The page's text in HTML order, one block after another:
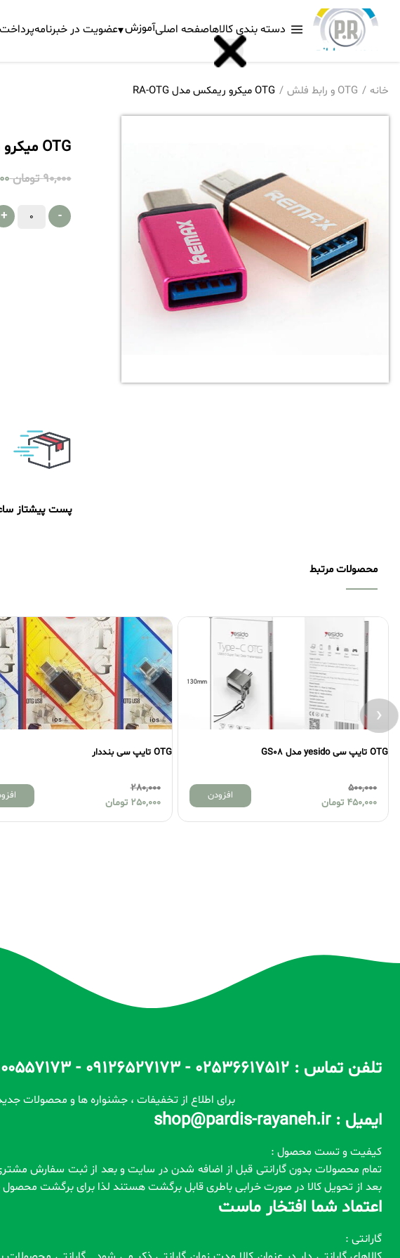
دسته بندی کالاهاصفحه اصلیآموزش عضویت در خبرنامهپرداخت
خانه OTG و رابط فلش OTG میکرو ریمکس مدل RA-OTG
OTG میکرو ریمکس مدل RA-OTG
90,000 تومان
-
+
پست پیشتاز
محصولات مرتبط
280,000
250,000
‹
تلفن تماس : 02536617512 - 09126527173 - 09100557173 ساعات پاسخگویی : 10 الی 14 / 17 الی 22
برای اطلاع از تخفیفات ، جشنواره ها و محصولات
ایمیل : shop@pardis-rayaneh.ir
کیفیت و تست محصول :
بعد از تحویل کالا در صورت خرابی باطری قابل برگشت هستند لذا برای برگشت محصول
اعتماد شما افتخار ماست
گارانتی :